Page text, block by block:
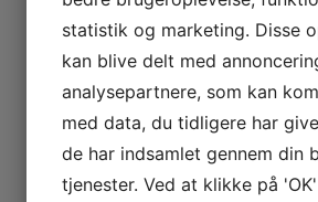
Lejrskoler
Løn- og økonomimedarbejder til
Medlemsundersøgelse for
Om Sagnlandet
Oplevelser
Oplevelser i Lejre-området
Organisation og VPAC
På Egen Hånd
statistik og marketing. Disse
kan blive delt med
analysepartnere, som kan
med data, du tidligere har
de har indsamlet gennem din
tjenester. Ved at klikke på